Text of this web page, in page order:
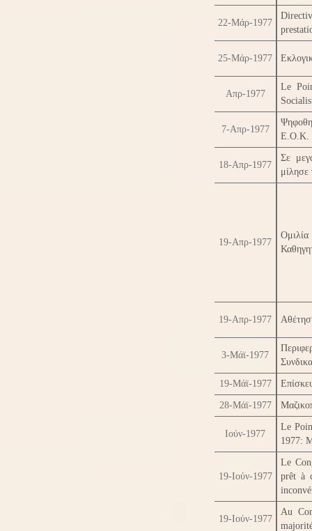
22-Μάρ-1977
25-Μάρ-1977
Απρ-1977
Le
7-Απρ-1977
Ε.Ο.Κ.
18-Απρ-1977
Σε
μίλησε
19-Απρ-1977
19-Απρ-1977
3-Μάϊ-1977
19-Μάϊ-1977
28-Μάϊ-1977
Ιούν-1977
Le
1977:
19-Ιούν-1977
Le
prêt à
19-Ιούν-1977
Au